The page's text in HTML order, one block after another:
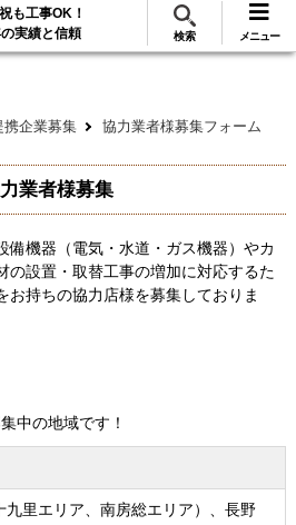
万件! 無料見積
も工事OK！
実績と信頼
検索 メニュー
企業募集 協力業者様募集フォーム
業者様募集
備機器（電気・水道・ガス機器）やカ
の設置・取替工事の増加に対応するた
お持ちの協力店様を募集しておりま
中の地域です！
里エリア、南房総エリア）、長野